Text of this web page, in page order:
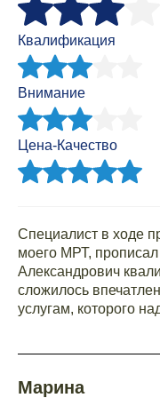
Квалификация
Внимание
Цена-Качество
Специалист в ходе
моего МРТ,
Александрович
сложилось
услугам, которого
Марина